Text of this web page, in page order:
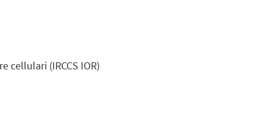
cellulari (IRCCS IOR)